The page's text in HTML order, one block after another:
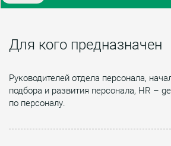
Для кого предназначен
Руководителей отдела персонала,
подбора и развития персонала, HR –
по персоналу.